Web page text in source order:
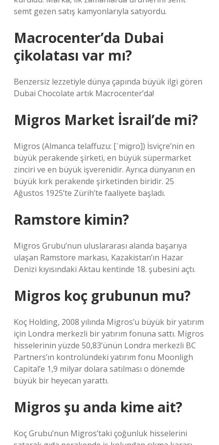
semt gezen satış kamyonlarıyla satıyordu.
Macrocenter’da Dubai
çikolatası var mı?
Benzersiz lezzetiyle dünya çapında büyük ilgi gören
Dubai Chocolate artık Macrocenter’da!
Migros Market İsrail’de mi?
Migros (Almanca telaffuzu: [ˈmiɡro]) İsviçre’nin en
büyük perakende şirketi, en büyük süpermarket
zinciri ve en büyük işverenidir. Ayrıca dünyanın en
büyük kırk perakende şirketinden biridir. 25
Ağustos 1925’te Zürih’te faaliyete başladı.
Ramstore kimin?
Migros Grubu’nun uluslararası alanda başarıya
ulaşan Ramstore markası, Kazakistan’ın Hazar
Denizi kıyısındaki Aktau kentinde 18. şubesini açtı.
Migros koç grubunun mu?
Koç Holding, 2008 yılında Migros’u büyük bir yatırım
için Londra merkezli bir yatırım fonuna sattı. Migros
hisselerinin yüzde 50,83’ünün Londra merkezli BC
Partners’ın kontrolündeki yatırım fonu Moonligh
Capital’e 1,9 milyar dolara satılması o dönemde
büyük bir heyecan yarattı.
Migros şu anda kime ait?
Koç Grubu’nun Migros’taki çoğunluk hisselerini